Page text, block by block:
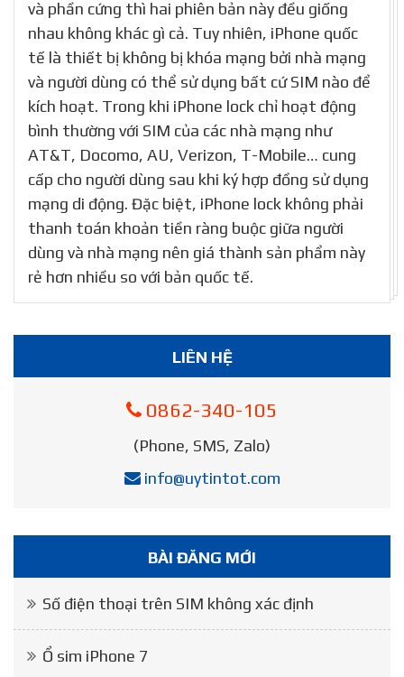
và phần cứng thì hai phiên bản này đều giống
nhau không khác gì cả. Tuy nhiên, iPhone quốc
tế là thiết bị không bị khóa mạng bởi nhà mạng
và người dùng có thể sử dụng bất cứ SIM nào để
kích hoạt. Trong khi iPhone lock chỉ hoạt động
bình thường với SIM của các nhà mạng như
AT&T, Docomo, AU, Verizon, T-Mobile… cung
cấp cho người dùng sau khi ký hợp đồng sử dụng
mạng di động. Đặc biệt, iPhone lock không phải
thanh toán khoản tiền ràng buộc giữa người
dùng và nhà mạng nên giá thành sản phẩm này
rẻ hơn nhiều so với bản quốc tế.
LIÊN HỆ
0862-340-105
(Phone, SMS, Zalo)
info@uytintot.com
BÀI ĐĂNG MỚI
Số điện thoại trên SIM không xác định
Ổ sim iPhone 7